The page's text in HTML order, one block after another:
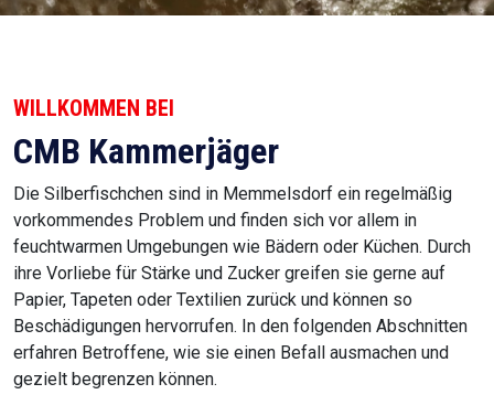
WILLKOMMEN BEI
CMB Kammerjäger
Die Silberfischchen sind in Memmelsdorf ein regelmäßig
vorkommendes Problem und finden sich vor allem in
feuchtwarmen Umgebungen wie Bädern oder Küchen. Durch
ihre Vorliebe für Stärke und Zucker greifen sie gerne auf
Papier, Tapeten oder Textilien zurück und können so
Beschädigungen hervorrufen. In den folgenden Abschnitten
erfahren Betroffene, wie sie einen Befall ausmachen und
gezielt begrenzen können.